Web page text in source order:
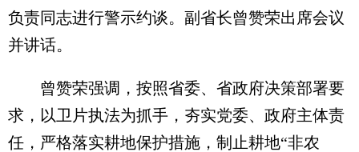
负责同志进行警示约谈。副省长曾赞荣出席会议
并讲话。
曾赞荣强调，按照省委、省政府决策部署要
求，以卫片执法为抓手，夯实党委、政府主体责
任，严格落实耕地保护措施，制止耕地“非农